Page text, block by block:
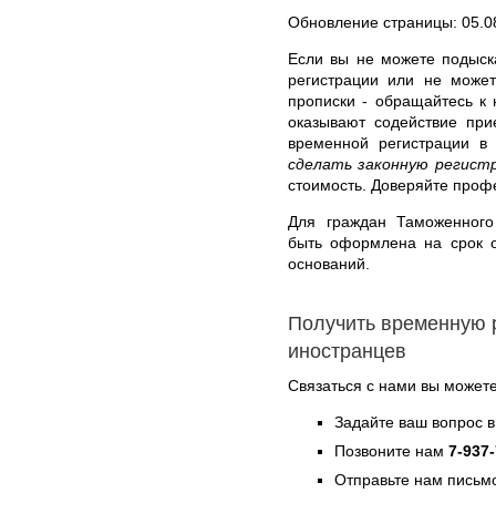
Обновление страницы:
Если вы не можете
регистрации или не
прописки - обращайтесь
оказывают содействие
временной
сделать законную
стоимость. Доверяйте
Для граждан
быть оформлена на срок
оснований.
Получить временную
иностранцев
Связаться с нами вы
Задайте ваш вопрос
Позвоните нам 7-
Отправьте нам